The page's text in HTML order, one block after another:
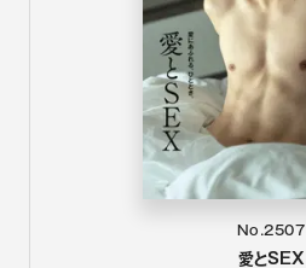
No.2507
愛とSEX